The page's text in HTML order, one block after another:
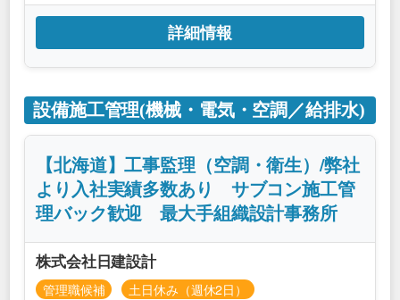
詳細情報
設備施工管理(機械・電気・空調／給排水)
【北海道】工事監理（空調・衛生）/弊社
より入社実績多数あり サブコン施工管
理バック歓迎 最大手組織設計事務所
株式会社日建設計
管理職候補 土日休み（週休2日）